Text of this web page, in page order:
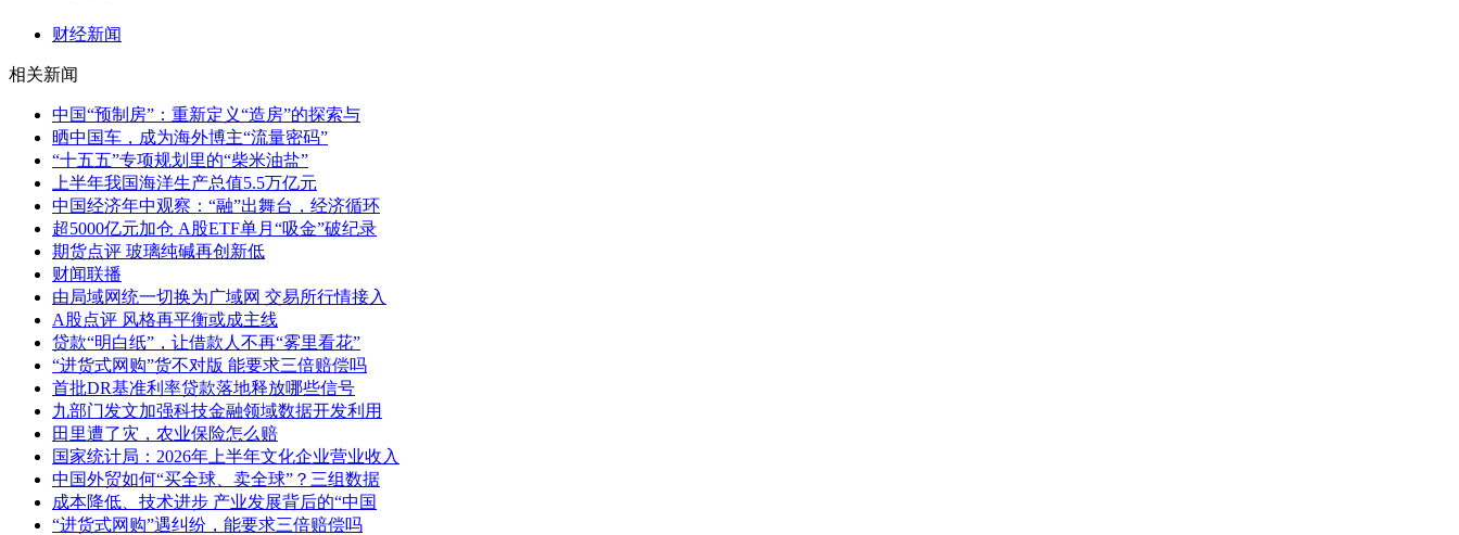
财经新闻
相关新闻
中国“预制房”：重新定义“造房”的探索与
晒中国车，成为海外博主“流量密码”
“十五五”专项规划里的“柴米油盐”
上半年我国海洋生产总值5.5万亿元
中国经济年中观察：“融”出舞台，经济循环
超5000亿元加仓 A股ETF单月“吸金”破纪录
期货点评 玻璃纯碱再创新低
财闻联播
由局域网统一切换为广域网 交易所行情接入
A股点评 风格再平衡或成主线
贷款“明白纸”，让借款人不再“雾里看花”
“进货式网购”货不对版 能要求三倍赔偿吗
首批DR基准利率贷款落地释放哪些信号
九部门发文加强科技金融领域数据开发利用
田里遭了灾，农业保险怎么赔
国家统计局：2026年上半年文化企业营业收入
中国外贸如何“买全球、卖全球”？三组数据
成本降低、技术进步 产业发展背后的“中国
“进货式网购”遇纠纷，能要求三倍赔偿吗